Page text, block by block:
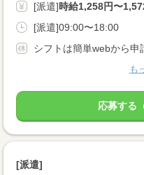
[派遣]時給1,258円〜
[派遣]09:00〜18:00
シフトは簡単webから
も
応募する
[派遣]